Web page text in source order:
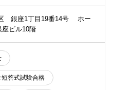
計士の転職
職相談会・セミナー
役立ち情報
銀座1丁目19番14号 ホー
座ビル10階
答式試験合格